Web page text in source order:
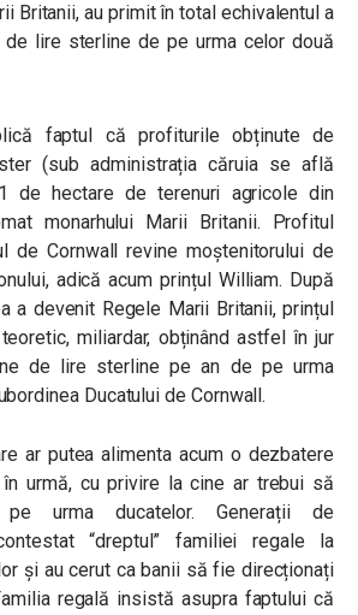
Britanii, au primit în total echivalentul a
lire sterline de pe urma celor două
faptul că profiturile obținute de
(sub administrația căruia se află
de hectare de terenuri agricole din
monarhului Marii Britanii. Profitul
de Cornwall revine moștenitorului de
adică acum prințul William. După
a devenit Regele Marii Britanii, prințul
miliardar, obținând astfel în jur
de lire sterline pe an de pe urma
Ducatului de Cornwall.
ar putea alimenta acum o dezbatere
urmă, cu privire la cine ar trebui să
urma ducatelor. Generații de
“dreptul” familiei regale la
și au cerut ca banii să fie direcționați
regală insistă asupra faptului că